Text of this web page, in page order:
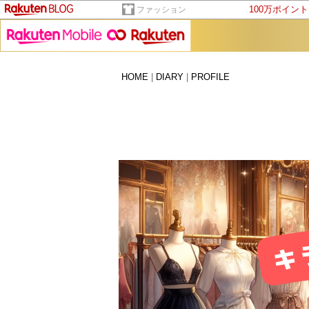
ファッション 100万ポイン
HOME DIARY PROFILE